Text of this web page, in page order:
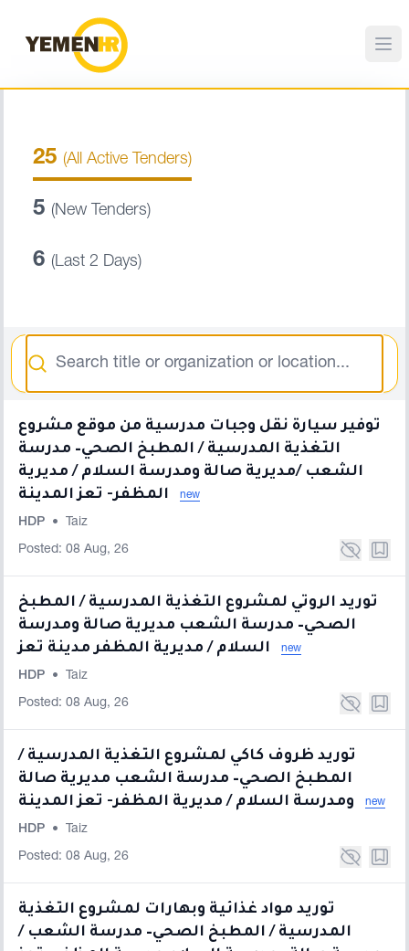
25 (All Active Tenders)
5 (New Tenders)
6 (Last 2 Days)
توفير سيارة نقل وجبات مدرسية من موقع مشروع
التغذية المدرسية / المطبخ الصحي– مدرسة
الشعب /مديرية صالة ومدرسة السلام / مديرية
new
HDP • Taiz
Posted: 08 Aug, 26
توريد الروتي لمشروع التغذية المدرسية / المطبخ
الصحي– مدرسة الشعب مديرية صالة ومدرسة
new
HDP • Taiz
Posted: 08 Aug, 26
توريد ظروف كاكي لمشروع التغذية المدرسية /
المطبخ الصحي– مدرسة الشعب مديرية صالة
new
HDP • Taiz
Posted: 08 Aug, 26
توريد مواد غذائية وبهارات لمشروع التغذية
المدرسية / المطبخ الصحي– مدرسة الشعب /